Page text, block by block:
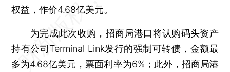
权益，作价4.68亿美元。
为完成此次收购，招商局港口将认购码头资产
持有公司Terminal Link发行的强制可转债，金额最
多为4.68亿美元，票面利率为6%；此外，招商局港